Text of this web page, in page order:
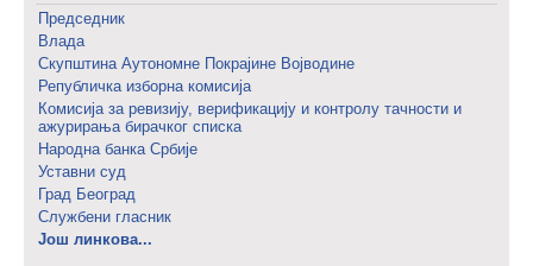
Председник
Влада
Скупштина Аутономне Покрајине Војводине
Републичка изборна комисија
Комисија за ревизију, верификацију и контролу тачности и
ажурирања бирачког списка
Народна банка Србије
Уставни суд
Град Београд
Службени гласник
Још линкова...